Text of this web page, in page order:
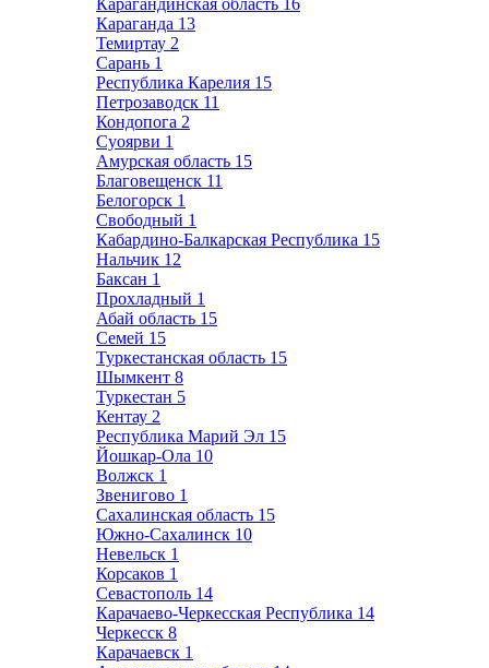
Карагандинская область 16
Караганда 13
Темиртау 2
Сарань 1
Республика Карелия 15
Петрозаводск 11
Кондопога 2
Суоярви 1
Амурская область 15
Благовещенск 11
Белогорск 1
Свободный 1
Кабардино-Балкарская Республика 15
Нальчик 12
Баксан 1
Прохладный 1
Абай область 15
Семей 15
Туркестанская область 15
Шымкент 8
Туркестан 5
Кентау 2
Республика Марий Эл 15
Йошкар-Ола 10
Волжск 1
Звенигово 1
Сахалинская область 15
Южно-Сахалинск 10
Невельск 1
Корсаков 1
Севастополь 14
Карачаево-Черкесская Республика 14
Черкесск 8
Карачаевск 1